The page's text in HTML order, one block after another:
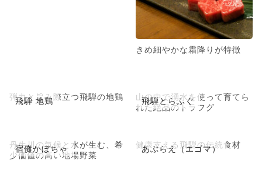
きめ細やかな霜降りが特徴
飛騨 地鶏
弾力と旨み際立つ飛騨の地鶏 飛騨とらふぐ
山の中で湧水を使って育てら
れた絶品のトラフグ
宿儺かぼちゃ
丹生川の気候と水が生む、希
少価値の高い地場野菜
あぶらえ（エゴマ）
健康支える飛騨の伝統食材